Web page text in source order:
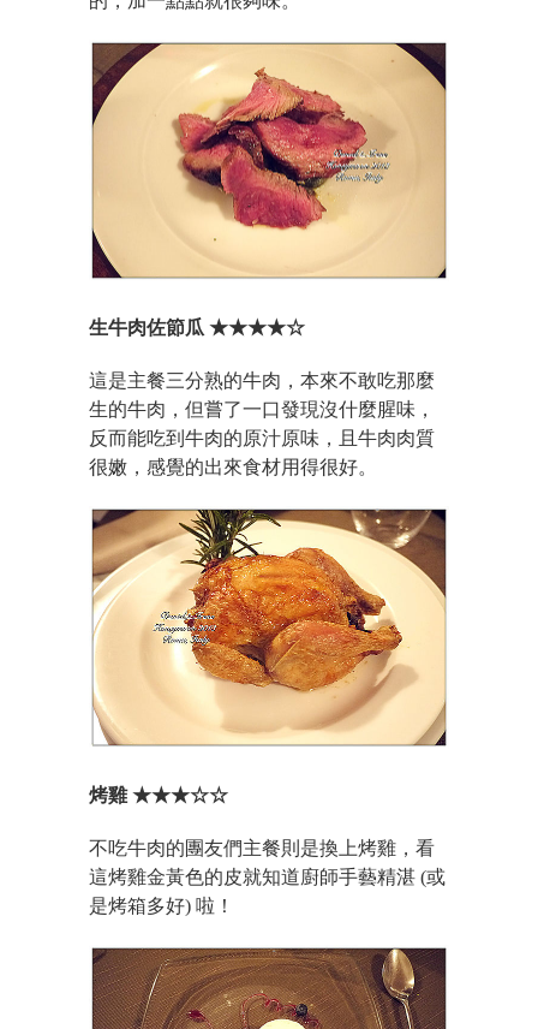
生牛肉佐節瓜 ★★★★☆
這是主餐三分熟的牛肉，本來不敢吃那麼
生的牛肉，但嘗了一口發現沒什麼腥味，
反而能吃到牛肉的原汁原味，且牛肉肉質
很嫩，感覺的出來食材用得很好。
烤雞 ★★★☆☆
不吃牛肉的團友們主餐則是換上烤雞，看
這烤雞金黃色的皮就知道廚師手藝精湛 (或
是烤箱多好) 啦！